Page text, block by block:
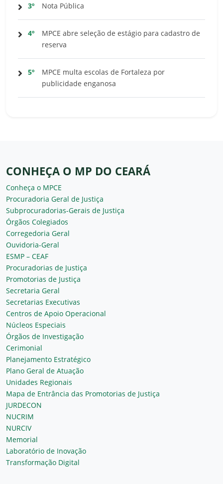
3º Nota Pública
4º
MPCE abre seleção de estágio para cadastro de
reserva
5º
MPCE multa escolas de Fortaleza por
publicidade enganosa
CONHEÇA O MP DO CEARÁ
Conheça o MPCE
Procuradoria Geral de Justiça
Subprocuradorias-Gerais de Justiça
Órgãos Colegiados
Corregedoria Geral
Ouvidoria-Geral
ESMP – CEAF
Procuradorias de Justiça
Promotorias de Justiça
Secretaria Geral
Secretarias Executivas
Centros de Apoio Operacional
Núcleos Especiais
Órgãos de Investigação
Cerimonial
Planejamento Estratégico
Plano Geral de Atuação
Unidades Regionais
Mapa de Entrância das Promotorias de Justiça
JURDECON
NUCRIM
NURCIV
Memorial
Laboratório de Inovação
Transformação Digital